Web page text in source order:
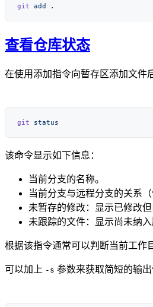
git add
查看仓库状态
在使用添加指令向暂存区添加文件
git
该命令显示如下信息：
当前分支的名称。
当前分支与远程分支的关系
未暂存的修改：显示已修改
未跟踪的文件：显示尚未纳
根据该指令通常可以判断当前工作
可以加上 -s 参数来获取简短的输